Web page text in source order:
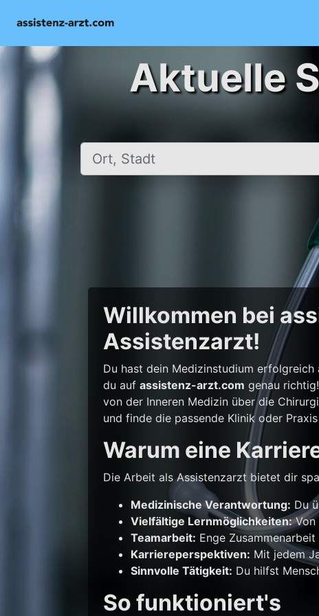
Aktuelle
Ort, Stadt
Willkommen bei
Assistenzarzt!
Du hast dein Medizinstudium
du aufassistenz-arzt.com genau
von der Inneren Medizin über die
und finde die passende Klinik oder
Warum eine
Die Arbeit als Assistenzarzt bietet dir
Medizinische Verantwortung: Du
Vielfältige Lernmöglichkeiten:Von
Teamarbeit: Enge
Karriereperspektiven: Mit jedem
Sinnvolle Tätigkeit: Du hilfst
So funktioniert's